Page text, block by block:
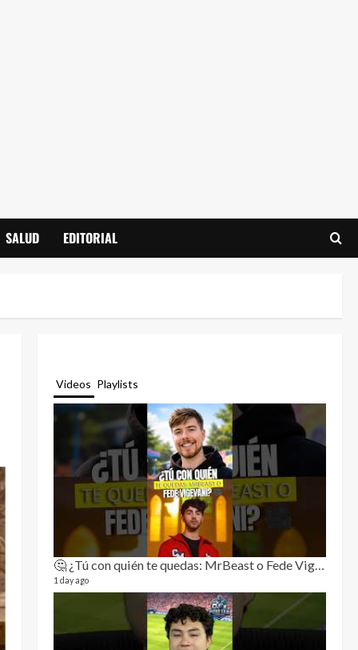
SALUD EDITORIAL
Videos Playlists
🤔 ¿Tú con quién te quedas: MrBeast o Fede Vigevani?🎥🔥
1 day ago
3